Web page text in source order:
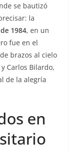
se bautizó
la
1984, en un
fue en el
brazos al cielo
Carlos Bilardo,
de la alegría
en